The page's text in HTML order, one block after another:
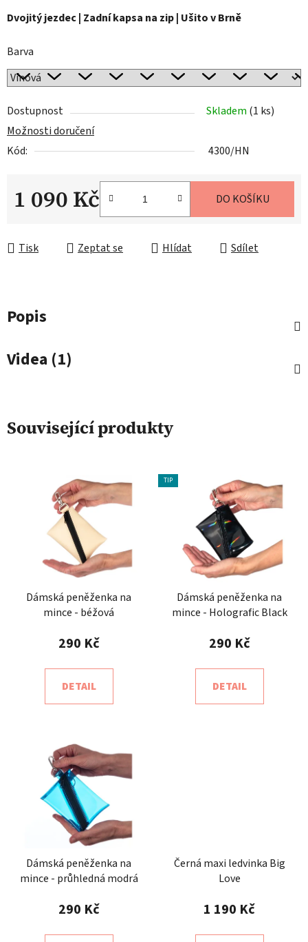
Dvojitý jezdec | Zadní kapsa na zip | Ušito v Brně
Barva
Dostupnost Skladem (1 ks)
Možnosti doručení
Kód:
4300/HN
1 090 Kč DO KOŠÍKU
Tisk Zeptat se Hlídat Sdílet
Popis
Videa (1)
Související produkty
Dámská peněženka na
mince - béžová
290 Kč
DETAIL
TIP
Dámská peněženka na
mince - Holografic Black
290 Kč
DETAIL
Dámská peněženka na
mince - průhledná modrá
290 Kč
Černá maxi ledvinka Big
Love
1 190 Kč